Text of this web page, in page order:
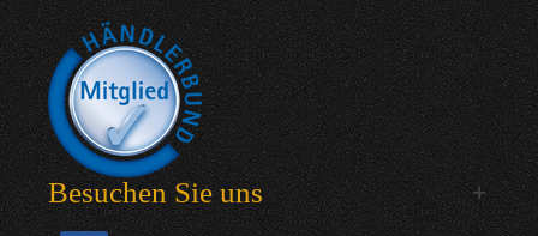
Besuchen Sie uns